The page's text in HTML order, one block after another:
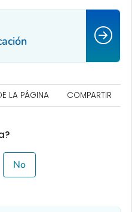
LA PÁGINA COMPARTIR
No